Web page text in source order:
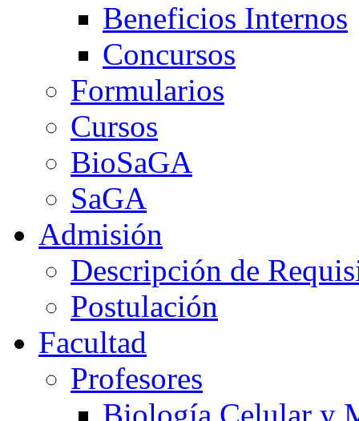
Beneficios Internos
Concursos
Formularios
Cursos
BioSaGA
SaGA
Admisión
Descripción de
Postulación
Facultad
Profesores